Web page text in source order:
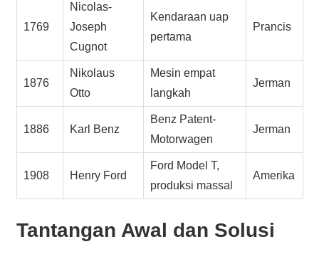
1769
Nicolas-
Joseph
Cugnot
Kendaraan uap
pertama
Prancis
1876
Nikolaus
Otto
Mesin empat
langkah
Jerman
1886 Karl Benz
Benz Patent-
Motorwagen
Jerman
1908 Henry Ford
Ford Model T,
produksi massal
Amerika
Tantangan Awal dan Solusi